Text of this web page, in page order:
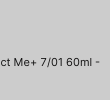
Me+ 7/01 60ml -